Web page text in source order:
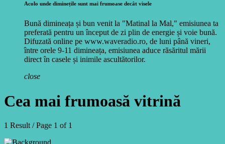
Acolo unde diminețile sunt mai frumoase decât visele
Bună dimineața și bun venit la "Matinal la Mal," emisiunea ta
preferată pentru un început de zi plin de energie și voie bună.
Difuzată online pe www.waveradio.ro, de luni până vineri,
între orele 9-11 dimineața, emisiunea aduce răsăritul mării
direct în casele și inimile ascultătorilor.
close
Cea mai frumoasă vitrină
1 Result / Page 1 of 1